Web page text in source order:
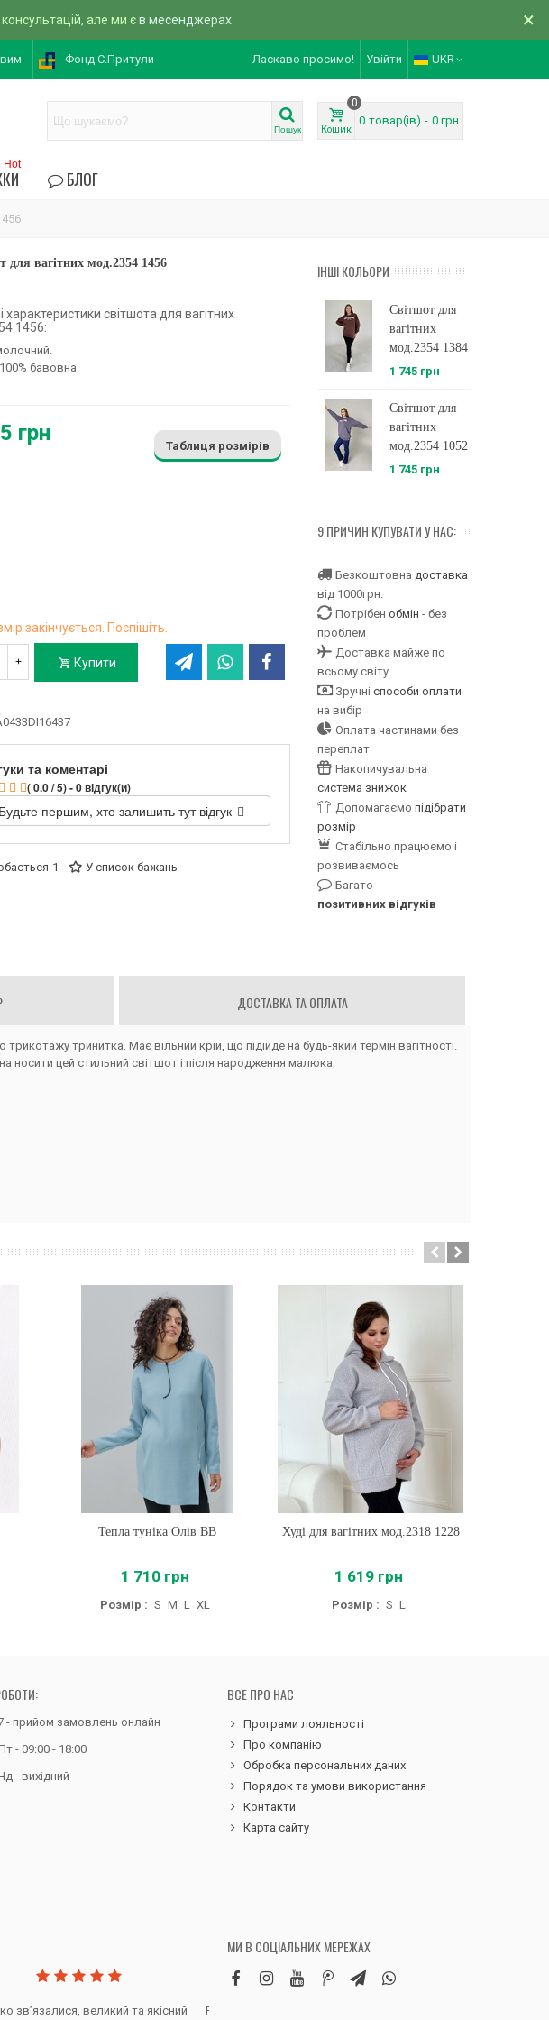
але ми єв месенджерах ×
Фонд С.Притули Ласкаво просимо! Увійти UKR
Пошук Кошик
0
0 товар(ів) - 0 грн
Hot
БЛОГ
для вагітних мод.2354 1456
характеристики світшота для вагітних
1456:
100% бавовна.
грн
Таблиця розмірів
закінчується. Поспішіть.
+ Купити
та коментарі
( 0.0 / 5) - 0 відгук(и)
Будьте першим, хто залишить тут відгук
1 У список бажань
ІНШІ КОЛЬОРИ
Світшот для
вагітних
мод.2354 1384
1 745 грн
Світшот для
вагітних
мод.2354 1052
1 745 грн
9 ПРИЧИН КУПУВАТИ У НАС:
Безкоштовна доставка
від 1000грн.
Потрібен обмін - без
проблем
Доставка майже по
всьому світу
Зручні способи оплати
на вибір
Оплата частинами без
переплат
Накопичувальна
система знижок
Допомагаємо підібрати
розмір
Стабільно працюємо і
розвиваємось
Багато
позитивних відгуків
ДОСТАВКА ТА ОПЛАТА
тринитка. Має вільний крій, що підійде на будь-який термін вагітності.
цей стильний світшот і після народження малюка.
Купити
Тепла туніка Олів BB
1 710 грн
Розмір : S M L XL
Купити
Худі для вагітних мод.2318 1228
1 619 грн
Розмір : S L
- прийом замовлень онлайн
- 09:00 - 18:00
- вихідний
ВСЕ ПРО НАС
Програми лояльності
Про компанію
Обробка персональних даних
Порядок та умови використання
Контакти
Карта сайту
звʼязалися, великий та якісний Робила замовлення дитячих вельветових
МИ В СОЦІАЛЬНИХ МЕРЕЖАХ